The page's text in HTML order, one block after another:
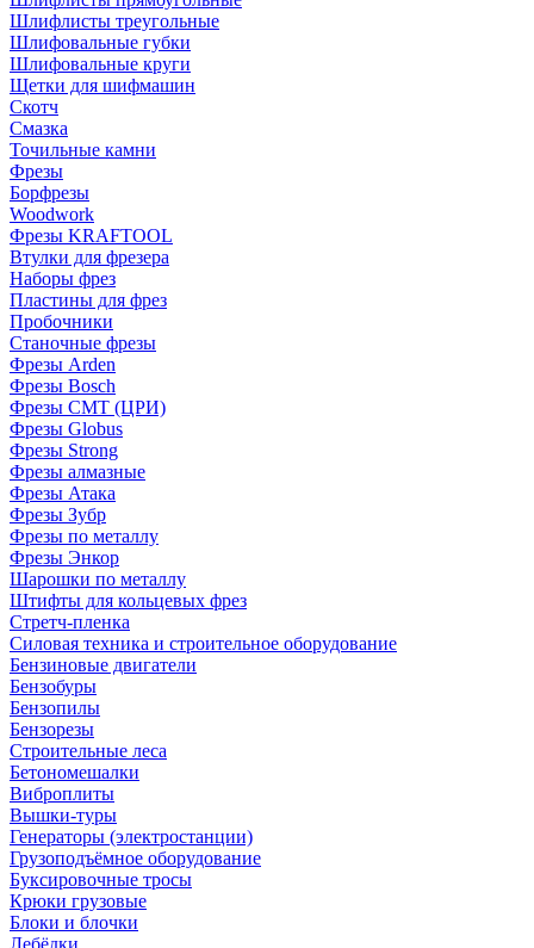
Шлифлисты треугольные
Шлифовальные губки
Шлифовальные круги
Щетки для шифмашин
Скотч
Смазка
Точильные камни
Фрезы
Борфрезы
Woodwork
Фрезы KRAFTOOL
Втулки для фрезера
Наборы фрез
Пластины для фрез
Пробочники
Станочные фрезы
Фрезы Arden
Фрезы Bosch
Фрезы CMT (ЦРИ)
Фрезы Globus
Фрезы Strong
Фрезы алмазные
Фрезы Атака
Фрезы Зубр
Фрезы по металлу
Фрезы Энкор
Шарошки по металлу
Штифты для кольцевых фрез
Стретч-пленка
Силовая техника и строительное оборудование
Бензиновые двигатели
Бензобуры
Бензопилы
Бензорезы
Строительные леса
Бетономешалки
Виброплиты
Вышки-туры
Генераторы (электростанции)
Грузоподъёмное оборудование
Буксировочные тросы
Крюки грузовые
Блоки и блочки
Лебёдки